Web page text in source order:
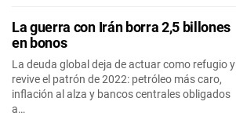
La guerra con Irán borra 2,5 billones
en bonos
La deuda global deja de actuar como refugio y
revive el patrón de 2022: petróleo más caro,
inflación al alza y bancos centrales obligados
a…